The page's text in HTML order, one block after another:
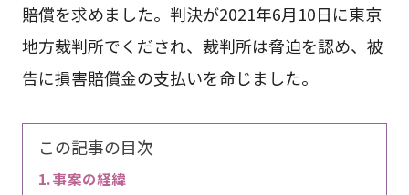
賠償を求めました。判決が2021年6月10日に東京
地方裁判所でくだされ、裁判所は脅迫を認め、被
告に損害賠償金の支払いを命じました。
この記事の目次
事案の経緯